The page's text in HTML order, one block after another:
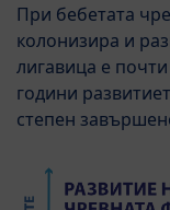
При бебетата
колонизира и
лигавица е
години
степен